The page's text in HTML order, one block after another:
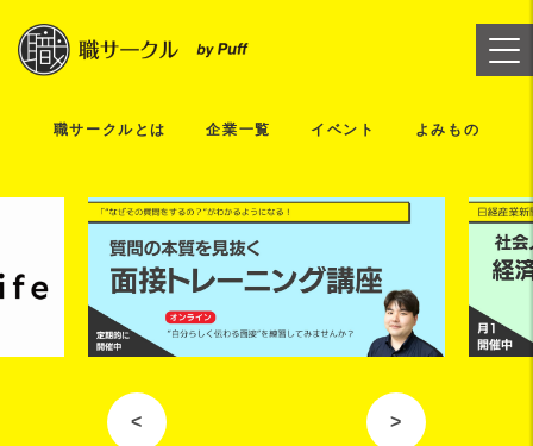
職サークルとは 企業一覧 イベント よみもの
< >